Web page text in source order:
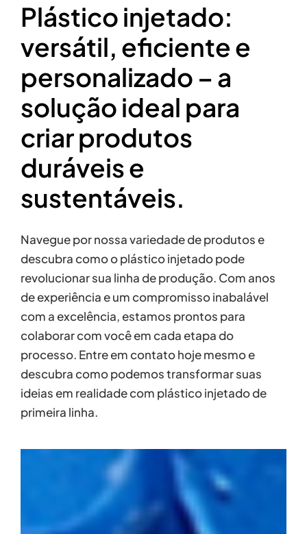
Plástico injetado:
versátil, eficiente e
personalizado – a
solução ideal para
criar produtos
duráveis e
sustentáveis.
Navegue por nossa variedade de produtos e
descubra como o plástico injetado pode
revolucionar sua linha de produção. Com anos
de experiência e um compromisso inabalável
com a excelência, estamos prontos para
colaborar com você em cada etapa do
processo. Entre em contato hoje mesmo e
descubra como podemos transformar suas
ideias em realidade com plástico injetado de
primeira linha.